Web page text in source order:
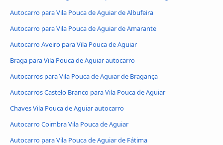
Autocarro para Vila Pouca de Aguiar de Albufeira
Autocarro para Vila Pouca de Aguiar de Amarante
Autocarro Aveiro para Vila Pouca de Aguiar
Braga para Vila Pouca de Aguiar autocarro
Autocarros para Vila Pouca de Aguiar de Bragança
Autocarros Castelo Branco para Vila Pouca de Aguiar
Chaves Vila Pouca de Aguiar autocarro
Autocarro Coimbra Vila Pouca de Aguiar
Autocarro para Vila Pouca de Aguiar de Fátima